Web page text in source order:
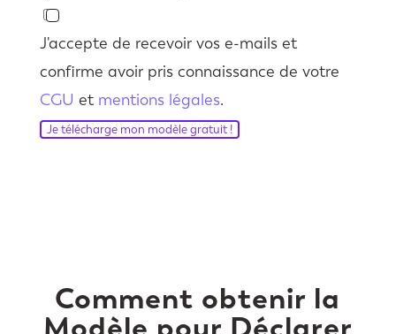
J'accepte de recevoir vos e-mails et
confirme avoir pris connaissance de votre
CGU et mentions légales.
Je télécharge mon modèle gratuit !
Comment obtenir la